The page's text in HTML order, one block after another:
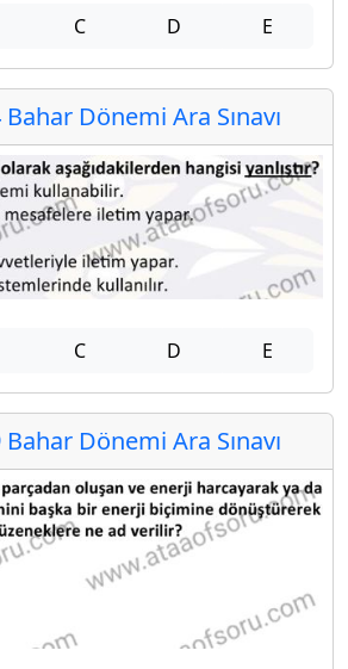
C D E
Dönemi Ara Sınavı
C D E
Dönemi Ara Sınavı